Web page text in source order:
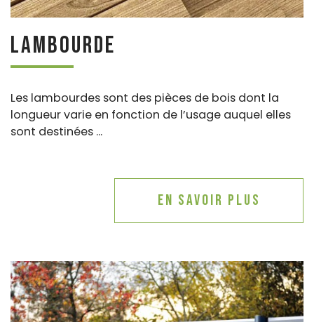
Lambourde
Les lambourdes sont des pièces de bois dont la
longueur varie en fonction de l’usage auquel elles
sont destinées ...
En savoir plus